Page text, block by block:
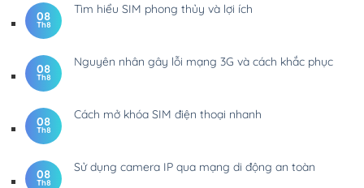
08
Th8
Tìm hiểu SIM phong thủy và lợi ích
08
Th8
Nguyên nhân gây lỗi mạng 3G và cách khắc phục
08
Th8
Cách mở khóa SIM điện thoại nhanh
08
Th8
Sử dụng camera IP qua mạng di động an toàn